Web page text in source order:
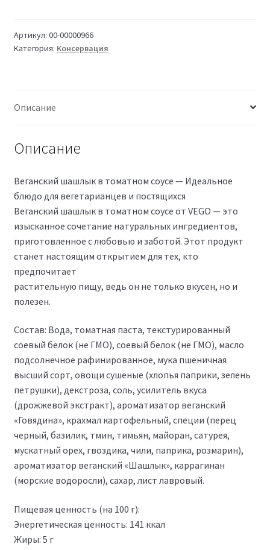
томатном
соусе
300
Артикул: 00-00000966
Категория: Консервация
Описание
Описание
Веганский шашлык в томатном соусе — Идеальное
блюдо для вегетарианцев и постящихся
Веганский шашлык в томатном соусе от VEGO — это
изысканное сочетание натуральных ингредиентов,
приготовленное с любовью и заботой. Этот продукт
станет настоящим открытием для тех, кто
предпочитает
растительную пищу, ведь он не только вкусен, но и
полезен.
Состав: Вода, томатная паста, текстурированный
соевый белок (не ГМО), соевый белок (не ГМО), масло
подсолнечное рафинированное, мука пшеничная
высший сорт, овощи сушеные (хлопья паприки, зелень
петрушки), декстроза, соль, усилитель вкуса
(дрожжевой экстракт), ароматизатор веганский
«Говядина», крахмал картофельный, специи (перец
черный, базилик, тмин, тимьян, майоран, сатурея,
мускатный орех, гвоздика, чили, паприка, розмарин),
ароматизатор веганский «Шашлык», каррагинан
(морские водоросли), сахар, лист лавровый.
Пищевая ценность (на 100 г):
Энергетическая ценность: 141 ккал
Жиры: 5 г